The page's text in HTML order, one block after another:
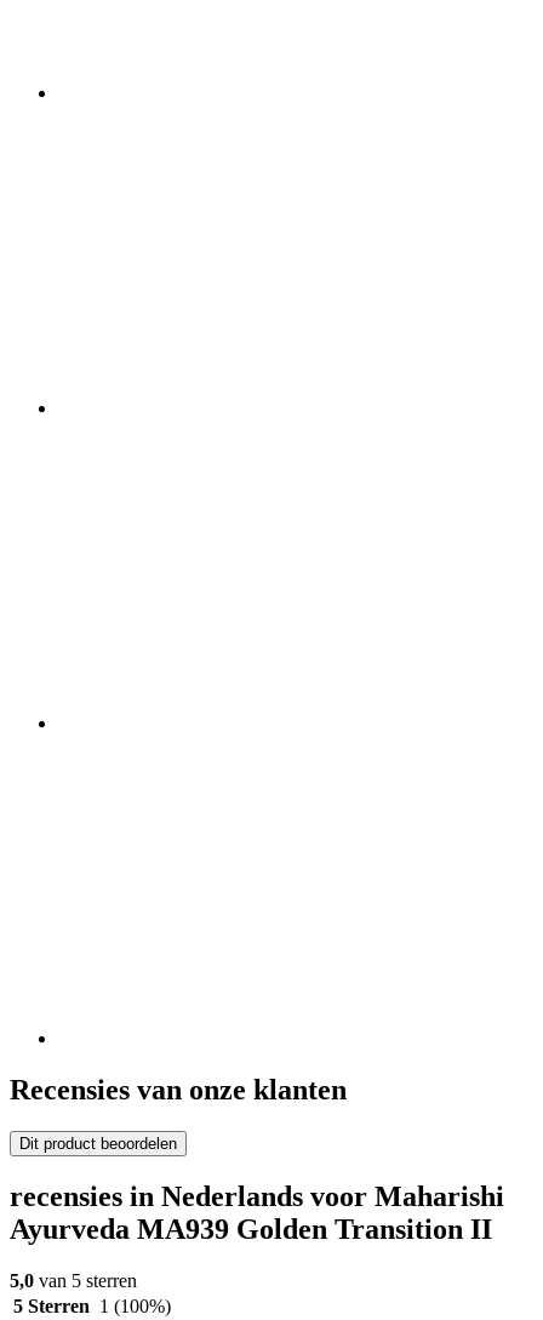
Recensies van onze klanten
Dit product beoordelen
recensies in Nederlands voor Maharishi
Ayurveda MA939 Golden Transition II
5,0 van 5 sterren
5 Sterren 1 (100%)